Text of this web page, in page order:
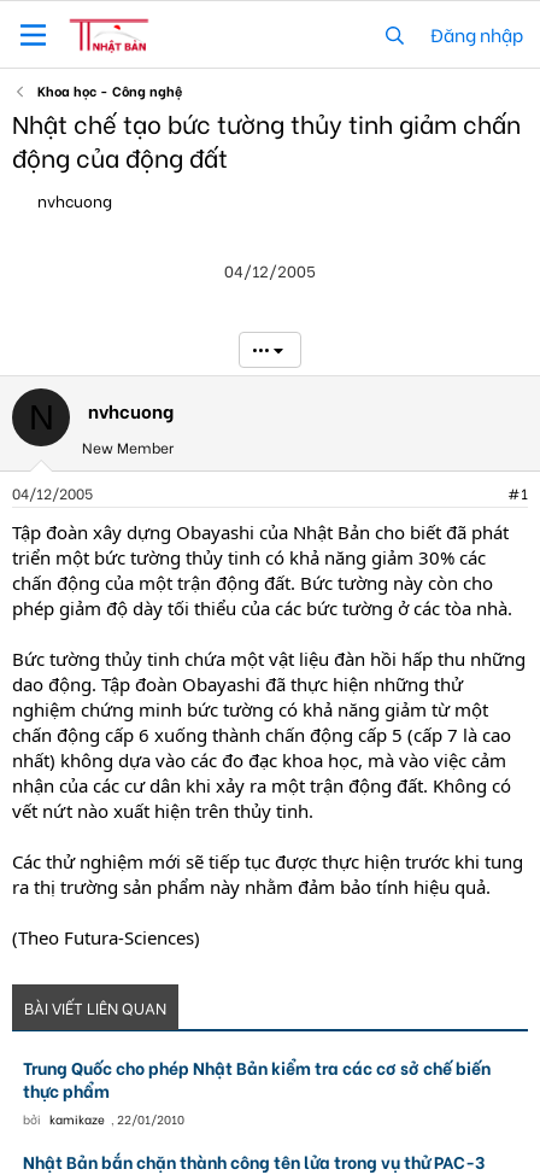
Đăng nhập
Khoa học - Công nghệ
Nhật chế tạo bức tường thủy tinh giảm chấn
động của động đất
h
r
t
e
r
nvhcuong
04/12/2005
•••
N nvhcuong
New Member
04/12/2005 #1
Tập đoàn xây dựng Obayashi của Nhật Bản cho biết đã phát
triển một bức tường thủy tinh có khả năng giảm 30% các
chấn động của một trận động đất. Bức tường này còn cho
phép giảm độ dày tối thiểu của các bức tường ở các tòa nhà.
Bức tường thủy tinh chứa một vật liệu đàn hồi hấp thu những
dao động. Tập đoàn Obayashi đã thực hiện những thử
nghiệm chứng minh bức tường có khả năng giảm từ một
chấn động cấp 6 xuống thành chấn động cấp 5 (cấp 7 là cao
nhất) không dựa vào các đo đạc khoa học, mà vào việc cảm
nhận của các cư dân khi xảy ra một trận động đất. Không có
vết nứt nào xuất hiện trên thủy tinh.
Các thử nghiệm mới sẽ tiếp tục được thực hiện trước khi tung
ra thị trường sản phẩm này nhằm đảm bảo tính hiệu quả.
(Theo Futura-Sciences)
BÀI VIẾT LIÊN QUAN
Trung Quốc cho phép Nhật Bản kiểm tra các cơ sở chế biến
thực phẩm
bởi kamikaze , 22/01/2010
Nhật Bản bắn chặn thành công tên lửa trong vụ thử PAC-3